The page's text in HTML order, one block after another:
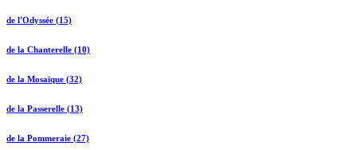
de l'Odyssée (15)
de la Chanterelle (10)
de la Mosaïque (32)
de la Passerelle (13)
de la Pommeraie (27)